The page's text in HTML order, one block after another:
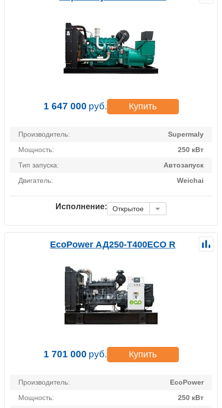
1 647 000 руб. Купить
Производитель:
Supermaly
Мощность:
250 кВт
Тип запуска:
Автозапуск
Двигатель:
Weichai
Исполнение: Открытое
EcoPower АД250-T400ECO R
1 701 000 руб. Купить
Производитель:
EcoPower
Мощность:
250 кВт